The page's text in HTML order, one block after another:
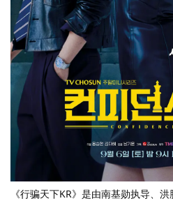
《行骗天下KR》是由南基勋执导、